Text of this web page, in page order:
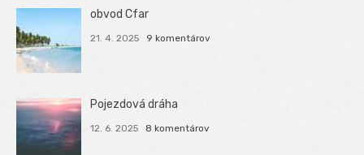
obvod Cfar
21. 4. 2025 9 komentárov
Pojezdová dráha
12. 6. 2025 8 komentárov